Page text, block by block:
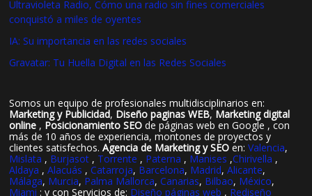
Ultravioleta Radio, Cómo una radio sin fines comerciales
conquistó a miles de oyentes
IA: Su importancia en las redes sociales
Gravatar: Tu Huella Digital en las Redes Sociales
Somos un equipo de profesionales multidisciplinarios en:
Marketing y Publicidad, Diseño paginas WEB, Marketing digital
online , Posicionamiento SEO de páginas web en Google , con
más de 10 años de experiencia, montones de proyectos y
clientes satisfechos.Agencia de Marketing y SEO en:Valencia,
Mislata , Burjasot , Torrente , Paterna , Manises ,Chirivella ,
Aldaya ,Alacuás ,Catarroja, Barcelona, Madrid,Alicante,
Málaga, Murcia, Palma Mallorca,Canarias, Bilbao, México,
Miami : y con Servicios de: Diseño páginas web , Rediseño